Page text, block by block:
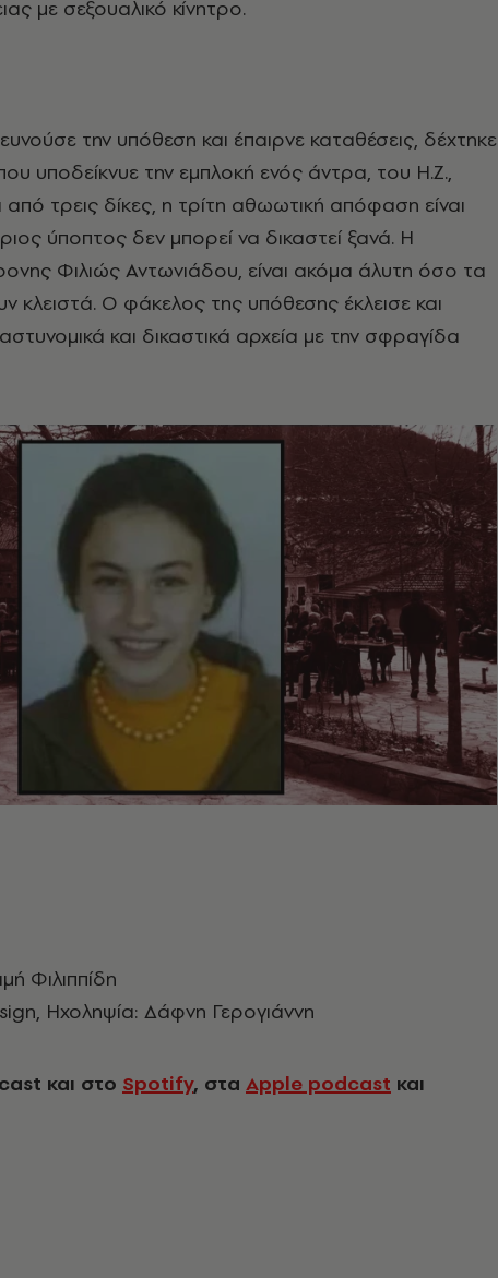
με σεξουαλικό κίνητρο.
την υπόθεση και έπαιρνε καταθέσεις, δέχτηκε
υποδείκνυε την εμπλοκή ενός άντρα, του Η.Ζ.,
τρεις δίκες, η τρίτη αθωωτική απόφαση είναι
ύποπτος δεν μπορεί να δικαστεί ξανά. Η
Φιλιώς Αντωνιάδου, είναι ακόμα άλυτη όσο τα
κλειστά. Ο φάκελος της υπόθεσης έκλεισε και
και δικαστικά αρχεία με την σφραγίδα
Φιλιππίδη
Ηχοληψία: Δάφνη Γερογιάννη
και στο Spotify, στα Apple podcast και